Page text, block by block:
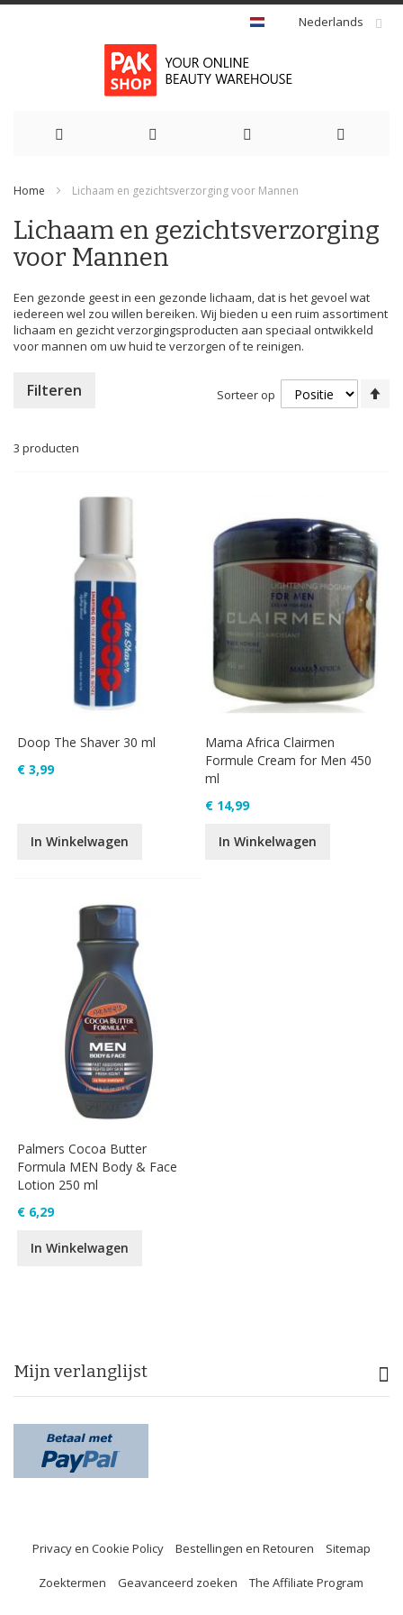
Nederlands
de
inhoud
Home Lichaam en gezichtsverzorging voor Mannen
Lichaam en gezichtsverzorging
voor Mannen
Een gezonde geest in een gezonde lichaam, dat is het gevoel wat
iedereen wel zou willen bereiken. Wij bieden u een ruim assortiment
lichaam en gezicht verzorgingsproducten aan speciaal ontwikkeld
voor mannen om uw huid te verzorgen of te reinigen.
3 producten
Sorteer op
Doop The Shaver 30 ml
€ 3,99
In Winkelwagen
Mama Africa Clairmen
Formule Cream for Men 450
ml
€ 14,99
In Winkelwagen
Palmers Cocoa Butter
Formula MEN Body & Face
Lotion 250 ml
€ 6,29
In Winkelwagen
Filteren
Mijn verlanglijst
Privacy en Cookie Policy Bestellingen en Retouren Sitemap
Zoektermen Geavanceerd zoeken The Affiliate Program